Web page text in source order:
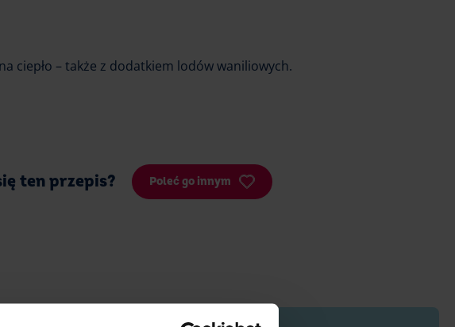
ciepło – także z dodatkiem lodów waniliowych.
ten przepis? Poleć go innym